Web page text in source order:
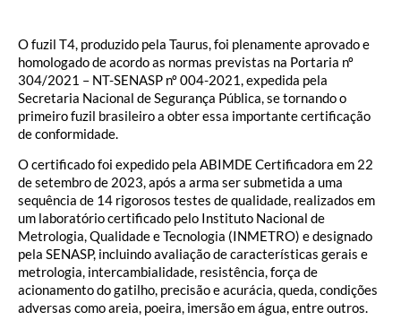
O fuzil T4, produzido pela Taurus, foi plenamente aprovado e
homologado de acordo as normas previstas na Portaria nº
304/2021 – NT-SENASP nº 004-2021, expedida pela
Secretaria Nacional de Segurança Pública, se tornando o
primeiro fuzil brasileiro a obter essa importante certificação
de conformidade.
O certificado foi expedido pela ABIMDE Certificadora em 22
de setembro de 2023, após a arma ser submetida a uma
sequência de 14 rigorosos testes de qualidade, realizados em
um laboratório certificado pelo Instituto Nacional de
Metrologia, Qualidade e Tecnologia (INMETRO) e designado
pela SENASP, incluindo avaliação de características gerais e
metrologia, intercambialidade, resistência, força de
acionamento do gatilho, precisão e acurácia, queda, condições
adversas como areia, poeira, imersão em água, entre outros.